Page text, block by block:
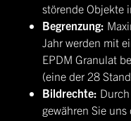
störende Objekte
Begrenzung:
Jahr werden mit
EPDM Granulat
(eine der 28
Bildrechte:
gewähren Sie